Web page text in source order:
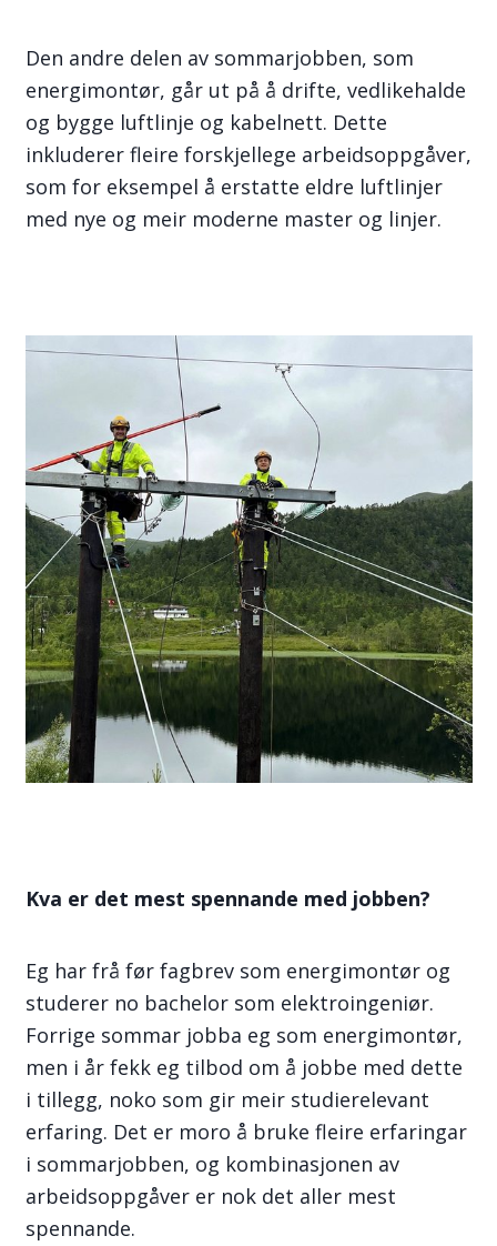
Den andre delen av sommarjobben, som
energimontør, går ut på å drifte, vedlikehalde
og bygge luftlinje og kabelnett. Dette
inkluderer fleire forskjellege arbeidsoppgåver,
som for eksempel å erstatte eldre luftlinjer
med nye og meir moderne master og linjer.
Kva er det mest spennande med jobben?
Eg har frå før fagbrev som energimontør og
studerer no bachelor som elektroingeniør.
Forrige sommar jobba eg som energimontør,
men i år fekk eg tilbod om å jobbe med dette
i tillegg, noko som gir meir studierelevant
erfaring. Det er moro å bruke fleire erfaringar
i sommarjobben, og kombinasjonen av
arbeidsoppgåver er nok det aller mest
spennande.